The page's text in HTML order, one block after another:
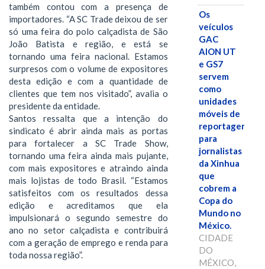
também contou com a presença de
importadores. “A SC Trade deixou de ser
só uma feira do polo calçadista de São
João Batista e região, e está se
tornando uma feira nacional. Estamos
surpresos com o volume de expositores
desta edição e com a quantidade de
clientes que tem nos visitado”, avalia o
presidente da entidade.
Santos ressalta que a intenção do
sindicato é abrir ainda mais as portas
para fortalecer a SC Trade Show,
tornando uma feira ainda mais pujante,
com mais expositores e atraindo ainda
mais lojistas de todo Brasil. “Estamos
satisfeitos com os resultados dessa
edição e acreditamos que ela
impulsionará o segundo semestre do
ano no setor calçadista e contribuirá
com a geração de emprego e renda para
toda nossa região”.
Os
veículos
GAC
AION UT
e GS7
servem
como
unidades
móveis de
reportagem
para
jornalistas
da Xinhua
que
cobrem a
Copa do
Mundo no
México.
CIDADE
DO
MÉXICO,